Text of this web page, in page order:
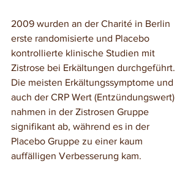
2009 wurden an der Charité in Berlin
erste randomisierte und Placebo
kontrollierte klinische Studien mit
Zistrose bei Erkältungen durchgeführt.
Die meisten Erkältungssymptome und
auch der CRP Wert (Entzündungswert)
nahmen in der Zistrosen Gruppe
signifikant ab, während es in der
Placebo Gruppe zu einer kaum
auffälligen Verbesserung kam.